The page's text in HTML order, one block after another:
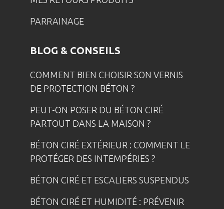
PARRAINAGE
BLOG & CONSEILS
COMMENT BIEN CHOISIR SON VERNIS
DE PROTECTION BÉTON ?
PEUT-ON POSER DU BÉTON CIRÉ
PARTOUT DANS LA MAISON ?
BÉTON CIRÉ EXTÉRIEUR : COMMENT LE
PROTÉGER DES INTEMPÉRIES ?
BÉTON CIRÉ ET ESCALIERS SUSPENDUS
BÉTON CIRÉ ET HUMIDITÉ : PRÉVENIR